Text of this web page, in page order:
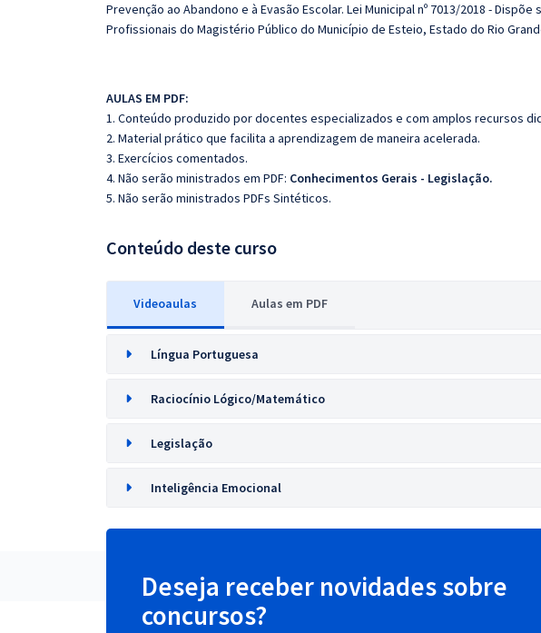
Prevenção ao Abandono e à Evasão Escolar. Lei Municipal nº 7013/2018 -
Profissionais do Magistério Público do Município de Esteio, Estado do Rio
AULAS EM PDF:
1. Conteúdo produzido por docentes especializados e com amplos recursos
2. Material prático que facilita a aprendizagem de maneira acelerada.
3. Exercícios comentados.
4. Não serão ministrados em PDF: Conhecimentos Gerais - Legislação.
5. Não serão ministrados PDFs Sintéticos.
Conteúdo deste curso
Videoaulas Aulas em PDF
Língua Portuguesa
Raciocínio Lógico/Matemático
Legislação
Inteligência Emocional
Deseja receber novidades sobre
concursos?